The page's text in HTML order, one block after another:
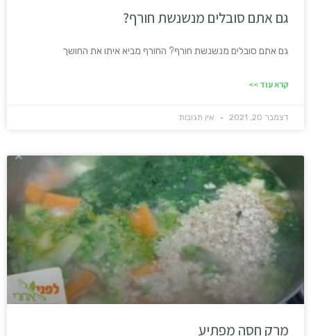
גם אתם סובלים מנשנשת חורף?
גם אתם סובלים מנשנשת חורף? החורף מביא איתו את החושך
קרא עוד >>
דצמבר 20, 2021 אין תגובות
מרק חסה מפתיע